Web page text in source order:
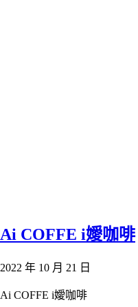
Ai COFFE i嬡咖啡
2022 年 10 月 21 日
Ai COFFE i嬡咖啡